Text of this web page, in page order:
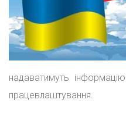
надаватимуть
працевлаштування.